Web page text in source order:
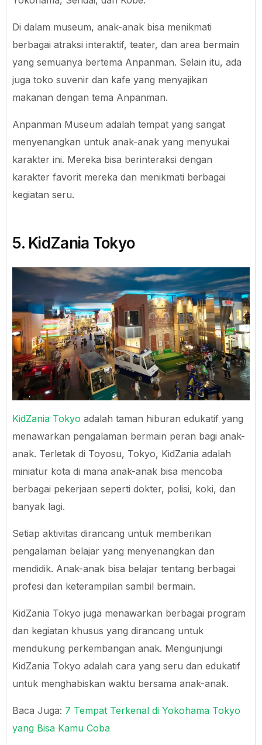
Di dalam museum, anak-anak bisa menikmati
berbagai atraksi interaktif, teater, dan area bermain
yang semuanya bertema Anpanman. Selain itu, ada
juga toko suvenir dan kafe yang menyajikan
makanan dengan tema Anpanman.
Anpanman Museum adalah tempat yang sangat
menyenangkan untuk anak-anak yang menyukai
karakter ini. Mereka bisa berinteraksi dengan
karakter favorit mereka dan menikmati berbagai
kegiatan seru.
5. KidZania Tokyo
KidZania Tokyo adalah taman hiburan edukatif yang
menawarkan pengalaman bermain peran bagi anak-
anak. Terletak di Toyosu, Tokyo, KidZania adalah
miniatur kota di mana anak-anak bisa mencoba
berbagai pekerjaan seperti dokter, polisi, koki, dan
banyak lagi.
Setiap aktivitas dirancang untuk memberikan
pengalaman belajar yang menyenangkan dan
mendidik. Anak-anak bisa belajar tentang berbagai
profesi dan keterampilan sambil bermain.
KidZania Tokyo juga menawarkan berbagai program
dan kegiatan khusus yang dirancang untuk
mendukung perkembangan anak. Mengunjungi
KidZania Tokyo adalah cara yang seru dan edukatif
untuk menghabiskan waktu bersama anak-anak.
Baca Juga: 7 Tempat Terkenal di Yokohama Tokyo
yang Bisa Kamu Coba